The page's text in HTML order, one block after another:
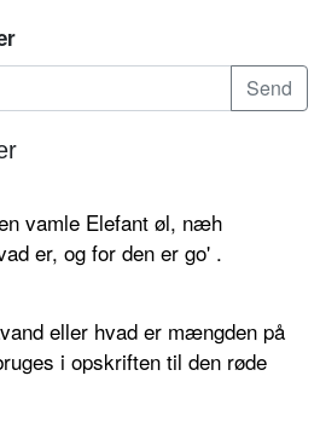
vamle Elefant øl, næh
er, og for den er go' .
eller hvad er mængden på
i opskriften til den røde